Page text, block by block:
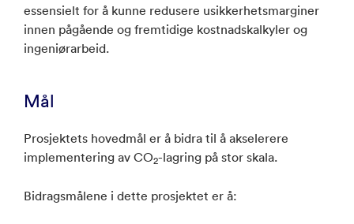
essensielt for å kunne redusere usikkerhetsmarginer
innen pågående og fremtidige kostnadskalkyler og
ingeniørarbeid.
Mål
Prosjektets hovedmål er å bidra til å akselerere
implementering av CO2-lagring på stor skala.
Bidragsmålene i dette prosjektet er å: